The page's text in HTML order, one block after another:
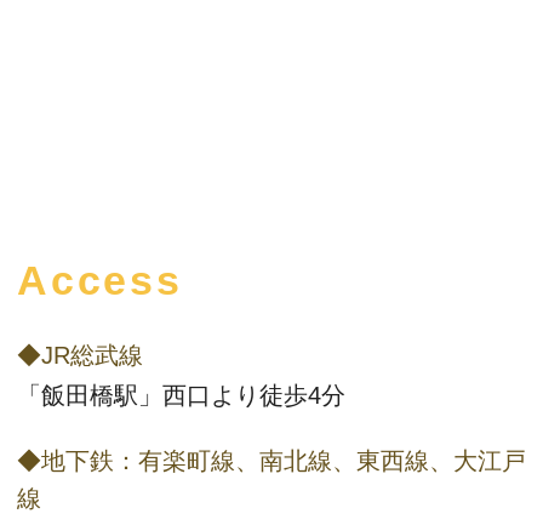
Access
◆JR総武線
「飯田橋駅」西口より徒歩4分
◆地下鉄：有楽町線、南北線、東西線、大江戸
線